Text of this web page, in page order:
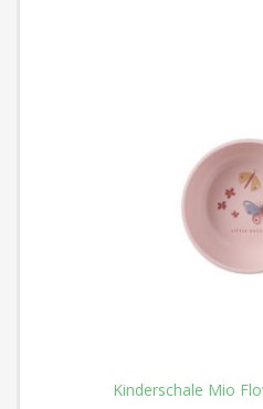
Kinderschale Mio